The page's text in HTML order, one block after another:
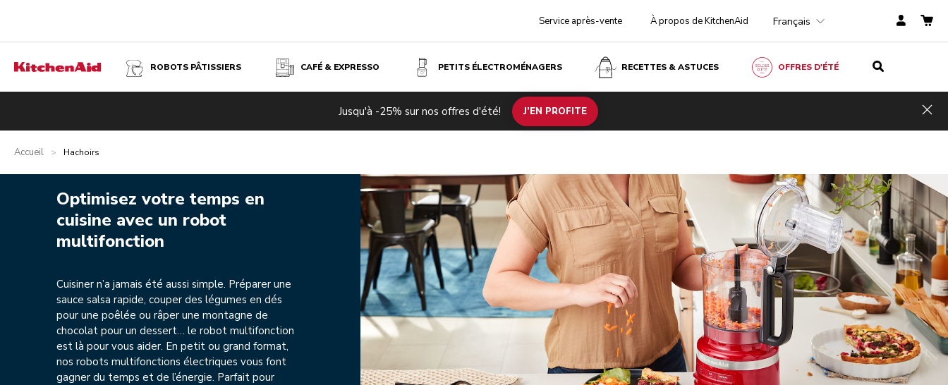
Service après-vente À propos de KitchenAid Français
ROBOTS PÂTISSIERS CAFÉ & EXPRESSO PETITS ÉLECTROMÉNAGERS RECETTES & ASTUCES OFFRES D'ÉTÉ
Jusqu'à -25% sur nos offres d'été! J’EN PROFITE
Accueil > Hachoirs
Optimisez votre temps en
cuisine avec un robot
multifonction
Cuisiner n’a jamais été aussi simple. Préparer une
sauce salsa rapide, couper des légumes en dés
pour une poêlée ou râper une montagne de
chocolat pour un dessert… le robot multifonction
est là pour vous aider. En petit ou grand format,
nos robots multifonctions électriques vous font
gagner du temps et de l’énergie. Parfait pour